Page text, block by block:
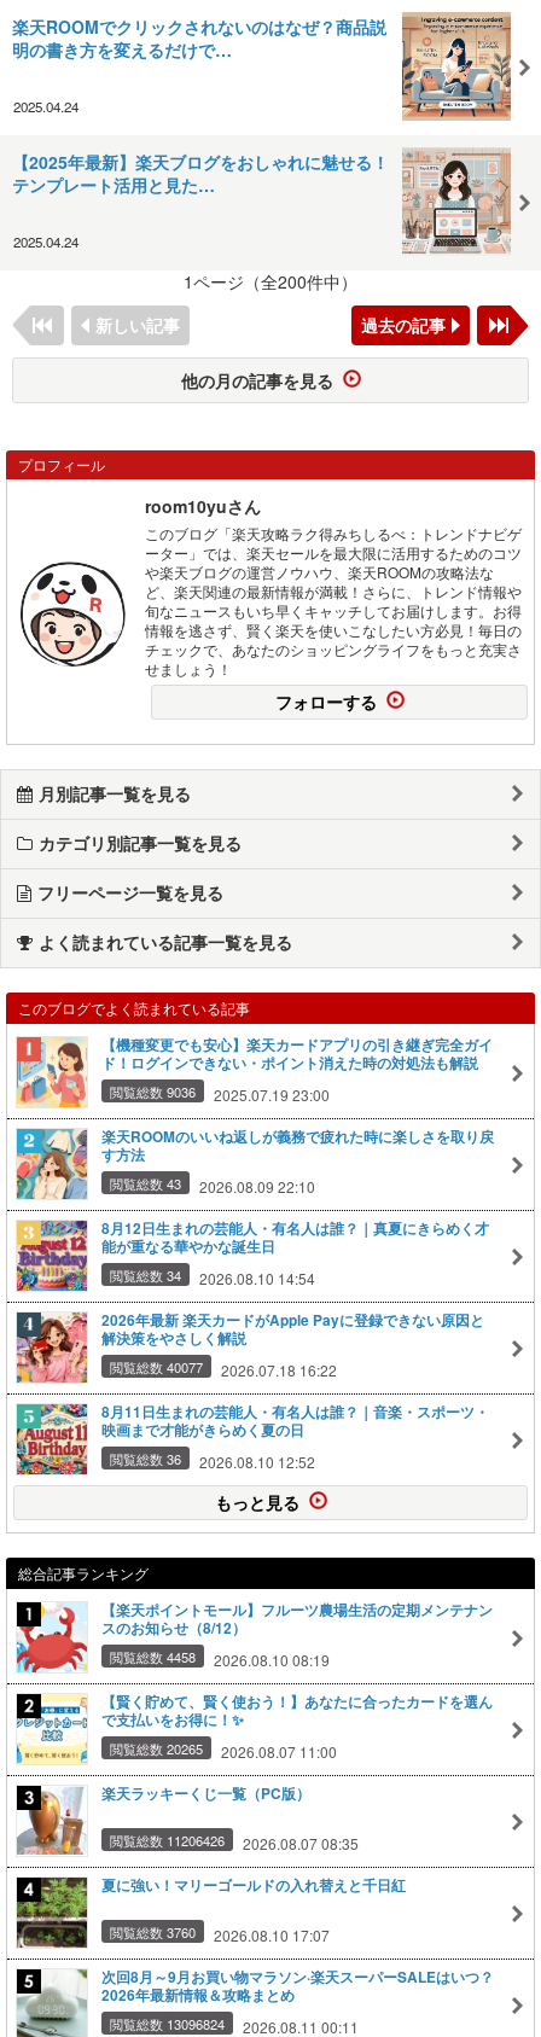
楽天ROOMでクリックされないのはなぜ？商品説
明の書き方を変えるだけで…
2025.04.24
【2025年最新】楽天ブログをおしゃれに魅せる！
テンプレート活用と見た…
2025.04.24
1ページ（全200件中）
新しい記事
過去の記事
他の月の記事を見る
プロフィール
room10yuさん
このブログ「楽天攻略ラク得みちしるべ：トレンドナビゲ
ーター」では、楽天セールを最大限に活用するためのコツ
や楽天ブログの運営ノウハウ、楽天ROOMの攻略法な
ど、楽天関連の最新情報が満載！さらに、トレンド情報や
旬なニュースもいち早くキャッチしてお届けします。お得
情報を逃さず、賢く楽天を使いこなしたい方必見！毎日の
チェックで、あなたのショッピングライフをもっと充実さ
せましょう！
フォローする
月別記事一覧を見る
カテゴリ別記事一覧を見る
フリーページ一覧を見る
よく読まれている記事一覧を見る
このブログでよく読まれている記事
【機種変更でも安心】楽天カードアプリの引き継ぎ完全ガイ
ド！ログインできない・ポイント消えた時の対処法も解説
閲覧総数 9036 2025.07.19 23:00
楽天ROOMのいいね返しが義務で疲れた時に楽しさを取り戻
す方法
閲覧総数 43 2026.08.09 22:10
8月12日生まれの芸能人・有名人は誰？｜真夏にきらめく才
能が重なる華やかな誕生日
閲覧総数 34 2026.08.10 14:54
2026年最新 楽天カードがApple Payに登録できない原因と
解決策をやさしく解説
閲覧総数 40077 2026.07.18 16:22
8月11日生まれの芸能人・有名人は誰？｜音楽・スポーツ・
映画まで才能がきらめく夏の日
閲覧総数 36 2026.08.10 12:52
もっと見る
総合記事ランキング
【楽天ポイントモール】フルーツ農場生活の定期メンテナン
スのお知らせ（8/12）
閲覧総数 4458 2026.08.10 08:19
【賢く貯めて、賢く使おう！】あなたに合ったカードを選ん
で支払いをお得に！✨
閲覧総数 20265 2026.08.07 11:00
楽天ラッキーくじ一覧（PC版）
閲覧総数 11206426 2026.08.07 08:35
夏に強い！マリーゴールドの入れ替えと千日紅
閲覧総数 3760 2026.08.10 17:07
次回8月～9月お買い物マラソン·楽天スーパーSALEはいつ？
2026年最新情報＆攻略まとめ
閲覧総数 13096824 2026.08.11 00:11